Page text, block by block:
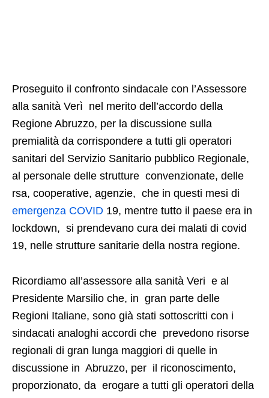
Proseguito il confronto sindacale con l’Assessore
alla sanità Verì nel merito dell’accordo della
Regione Abruzzo, per la discussione sulla
premialità da corrispondere a tutti gli operatori
sanitari del Servizio Sanitario pubblico Regionale,
al personale delle strutture convenzionate, delle
rsa, cooperative, agenzie, che in questi mesi di
emergenza COVID 19, mentre tutto il paese era in
lockdown, si prendevano cura dei malati di covid
19, nelle strutture sanitarie della nostra regione.
Ricordiamo all’assessore alla sanità Veri e al
Presidente Marsilio che, in gran parte delle
Regioni Italiane, sono già stati sottoscritti con i
sindacati analoghi accordi che prevedono risorse
regionali di gran lunga maggiori di quelle in
discussione in Abruzzo, per il riconoscimento,
proporzionato, da erogare a tutti gli operatori della